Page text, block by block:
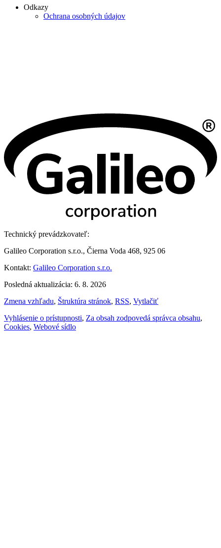
Odkazy
Ochrana osobných údajov
Technický prevádzkovateľ:
Galileo Corporation s.r.o., Čierna Voda 468, 925 06
Kontakt: Galileo Corporation s.r.o.
Posledná aktualizácia: 6. 8. 2026
Zmena vzhľadu, Štruktúra stránok, RSS, Vytlačiť
Vyhlásenie o prístupnosti, Za obsah zodpovedá správca obsahu,
Cookies, Webové sídlo